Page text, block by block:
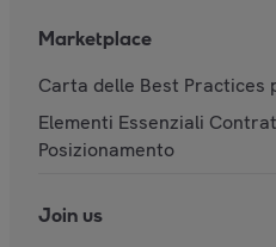
Marketplace
Carta delle Best Practices
Elementi Essenziali
Posizionamento
Join us